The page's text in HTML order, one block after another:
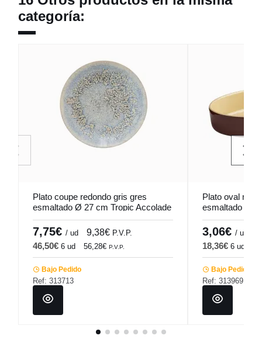
categoría:
Plato coupe redondo gris gres
esmaltado Ø 27 cm Tropic Accolade
7,75€ / ud 9,38€ P.V.P.
46,50€ 6 ud 56,28€ P.V.P.
Bajo Pedido
Ref: 313713
Plato oval
esmaltado
3,06€ / ud
18,36€ 6 ud
Bajo Pedido
Ref: 313969